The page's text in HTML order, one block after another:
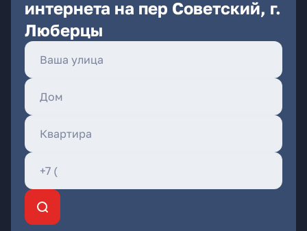
интернета на пер Советский, г.
Люберцы